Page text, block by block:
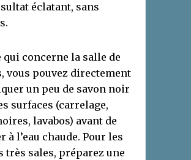
éclatant, sans
qui concerne la salle de
vous pouvez directement
un peu de savon noir
surfaces (carrelage,
lavabos) avant de
à l’eau chaude. Pour les
très sales, préparez une